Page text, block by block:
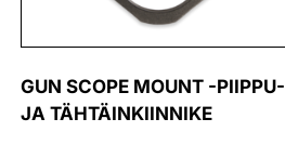
GUN SCOPE MOUNT -PIIPPU-
JA TÄHTÄINKIINNIKE